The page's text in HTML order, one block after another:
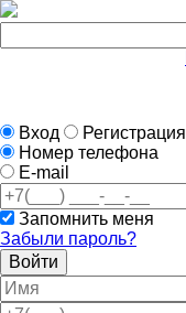
Вход
Регистрация
Номер телефона
E-mail
Запомнить меня
Забыли пароль?
Войти